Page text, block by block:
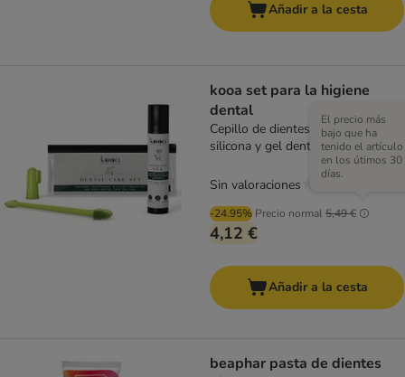
Añadir a la cesta
kooa set para la higiene
dental
Cepillo de dientes, dedil de
silicona y gel dental (50 ml)
-24.95% Precio normal5,49 €
El precio más
bajo que ha
tenido el artículo
en los útimos 30
días.
4,12 €
Sin valoraciones
Añadir a la cesta
beaphar pasta de dientes